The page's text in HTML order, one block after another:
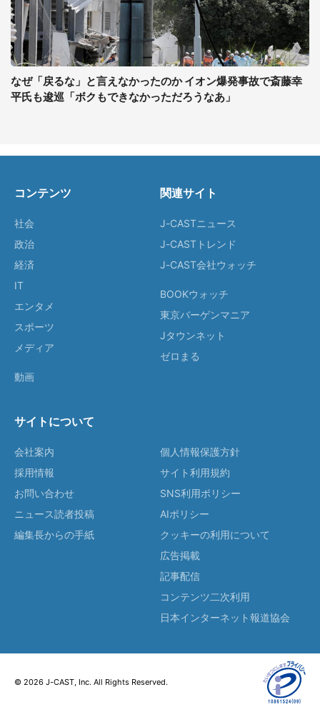
なぜ「戻るな」と言えなかったのか イオン爆発事故で斎藤幸
平氏も逡巡「ボクもできなかっただろうなあ」
コンテンツ
社会
政治
経済
IT
エンタメ
スポーツ
メディア
動画
関連サイト
J-CASTニュース
J-CASTトレンド
J-CAST会社ウォッチ
BOOKウォッチ
東京バーゲンマニア
Jタウンネット
ゼロまる
サイトについて
会社案内
採用情報
お問い合わせ
ニュース読者投稿
編集長からの手紙
個人情報保護方針
サイト利用規約
SNS利用ポリシー
AIポリシー
クッキーの利用について
広告掲載
記事配信
コンテンツ二次利用
日本インターネット報道協会
© 2026 J-CAST, Inc. All Rights Reserved.